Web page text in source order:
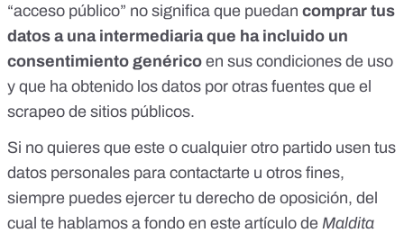
“acceso público” no significa que puedan comprar tus
datos a una intermediaria que ha incluido un
consentimiento genérico en sus condiciones de uso
y que ha obtenido los datos por otras fuentes que el
scrapeo de sitios públicos.
Si no quieres que este o cualquier otro partido usen tus
datos personales para contactarte u otros fines,
siempre puedes ejercer tu derecho de oposición, del
cual te hablamos a fondo en este artículo de Maldita